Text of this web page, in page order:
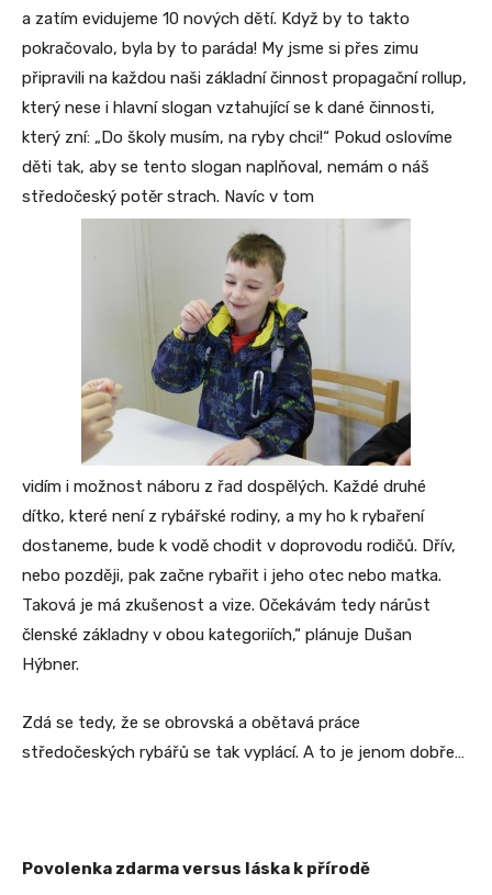
a zatím evidujeme 10 nových dětí. Když by to takto
pokračovalo, byla by to paráda! My jsme si přes zimu
připravili na každou naši základní činnost propagační rollup,
který nese i hlavní slogan vztahující se k dané činnosti,
který zní: „Do školy musím, na ryby chci!“ Pokud oslovíme
děti tak, aby se tento slogan naplňoval, nemám o náš
středočeský potěr strach. Navíc v tom
vidím i možnost náboru z řad dospělých. Každé druhé
dítko, které není z rybářské rodiny, a my ho k rybaření
dostaneme, bude k vodě chodit v doprovodu rodičů. Dřív,
nebo později, pak začne rybařit i jeho otec nebo matka.
Taková je má zkušenost a vize. Očekávám tedy nárůst
členské základny v obou kategoriích,“ plánuje Dušan
Hýbner.
Zdá se tedy, že se obrovská a obětavá práce
středočeských rybářů se tak vyplácí. A to je jenom dobře…
Povolenka zdarma versus láska k přírodě